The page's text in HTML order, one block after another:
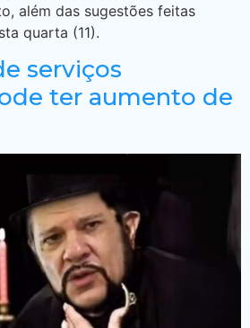
além das sugestões feitas
quarta (11).
serviços
ter aumento de